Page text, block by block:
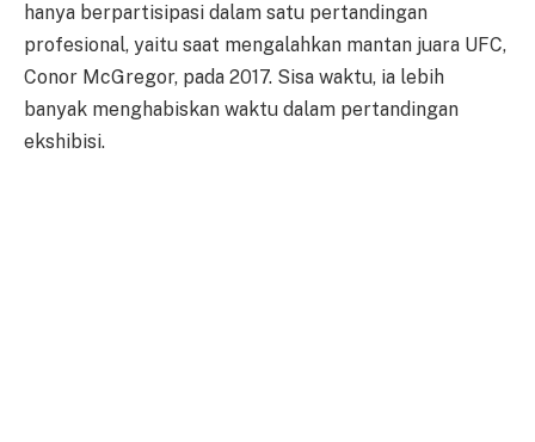
hanya berpartisipasi dalam satu pertandingan
profesional, yaitu saat mengalahkan mantan juara UFC,
Conor McGregor, pada 2017. Sisa waktu, ia lebih
banyak menghabiskan waktu dalam pertandingan
ekshibisi.